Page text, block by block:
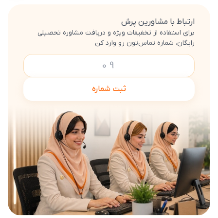
ارتباط با مشاورین پرش
برای استفاده از تخفیفات ویژه و دریافت مشاوره تحصیلی
رایگان، شماره تماس‌تون رو وارد کن
ثبت شماره